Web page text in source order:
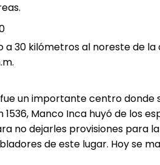
30 kilómetros al noreste de
un importante centro
1536, Manco Inca huyó de los
no dejarles provisiones para
de este lugar. Hoy se